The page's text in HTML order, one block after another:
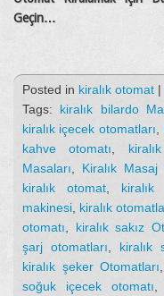
Geçin…
Posted in kiralık otomat |
Tags: kiralık bilardo
kiralık içecek otomatları
kahve otomatı
Masaları
Kiralık Masaj
kiralık otomat
kiralık
makinesi kiralık
otomatı
kiralık sakız
şarj otomatları
kiralık
kiralık şeker Otomatları
soğuk içecek otomatı